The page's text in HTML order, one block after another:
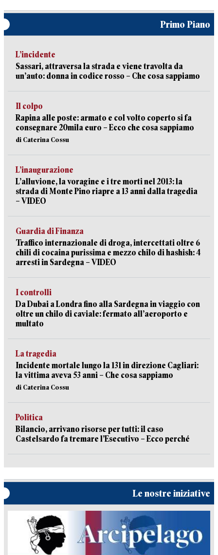
Primo Piano
L’incidente
Sassari, attraversa la strada e viene travolta da
un’auto: donna in codice rosso – Che cosa sappiamo
Il colpo
Rapina alle poste: armato e col volto coperto si fa
consegnare 20mila euro – Ecco che cosa sappiamo
di Caterina Cossu
L’inaugurazione
L’alluvione, la voragine e i tre morti nel 2013: la
strada di Monte Pino riapre a 13 anni dalla tragedia
– VIDEO
Guardia di Finanza
Traffico internazionale di droga, intercettati oltre 6
chili di cocaina purissima e mezzo chilo di hashish: 4
arresti in Sardegna – VIDEO
I controlli
Da Dubai a Londra fino alla Sardegna in viaggio con
oltre un chilo di caviale: fermato all’aeroporto e
multato
La tragedia
Incidente mortale lungo la 131 in direzione Cagliari:
la vittima aveva 53 anni – Che cosa sappiamo
di Caterina Cossu
Politica
Bilancio, arrivano risorse per tutti: il caso
Castelsardo fa tremare l’Esecutivo – Ecco perché
Le nostre iniziative